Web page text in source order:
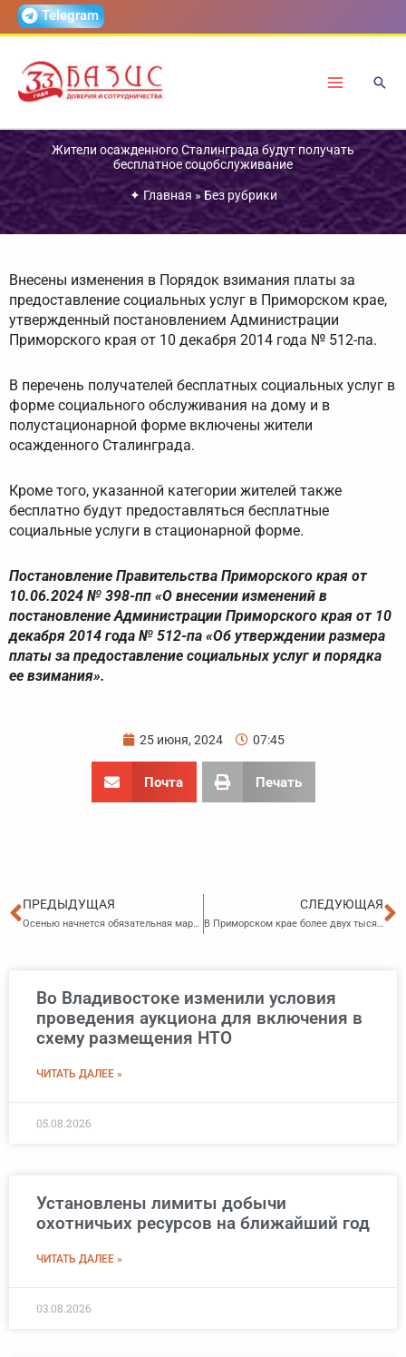
ПерейтиTelegram
Жители осажденного Сталинграда будут получать
бесплатное соцобслуживание
✦ Главная»Без рубрики
Внесены изменения в Порядок взимания платы за
предоставление социальных услуг в Приморском крае,
утвержденный постановлением Администрации
Приморского края от 10 декабря 2014 года № 512-па.
В перечень получателей бесплатных социальных услуг в
форме социального обслуживания на дому и в
полустационарной форме включены жители
осажденного Сталинграда.
Кроме того, указанной категории жителей также
бесплатно будут предоставляться бесплатные
социальные услуги в стационарной форме.
Постановление Правительства Приморского края от
10.06.2024 № 398-пп «О внесении изменений в
постановление Администрации Приморского края от 10
декабря 2014 года № 512-па «Об утверждении размера
платы за предоставление социальных услуг и порядка
ее взимания».
25 июня, 2024 07:45
Почта Печать
Пред
ПРЕДЫДУЩАЯ
Осенью начнется обязательная маркировка велосипедов
СЛЕДУЮЩАЯ
В Приморском крае более двух тысяч пенсионеров получают надбавку за сельский стаж
Во Владивостоке изменили условия
проведения аукциона для включения в
схему размещения НТО
ЧИТАТЬ ДАЛЕЕ »
05.08.2026
Установлены лимиты добычи
охотничьих ресурсов на ближайший год
ЧИТАТЬ ДАЛЕЕ »
03.08.2026